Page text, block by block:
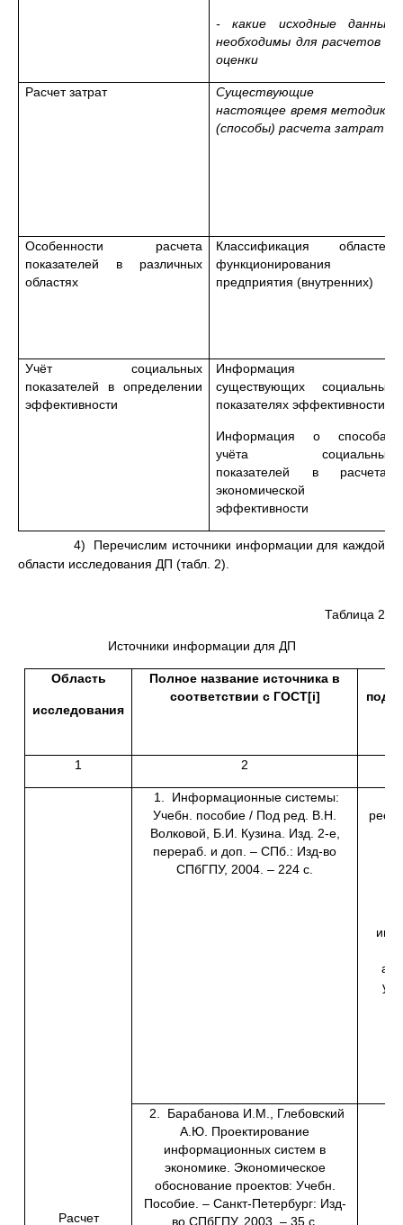
- какие исходные данные
необходимы для расчетов и
оценки
Расчет затрат
Существующие в
настоящее время методики
(способы) расчета затрат
Особенности расчета
показателей в различных
областях
Классификация областей
функционирования
предприятия (внутренних)
Учёт социальных
показателей в определении
эффективности
Информация о
существующих социальных
показателях эффективности.
Информация о способах
учёта социальных
показателей в расчетах
экономической
эффективности
4) Перечислим источники информации для каждой
области исследования ДП (табл. 2).
Таблица 2
Источники информации для ДП
Область
исследования
Полное название источника в
соответствии с ГОСТ[i]
1 2
Расчет
1. Информационные системы:
Учебн. пособие / Под ред. В.Н.
Волковой, Б.И. Кузина. Изд. 2-е,
перераб. и доп. – СПб.: Изд-во
СПбГПУ, 2004. – 224 с.
2. Барабанова И.М., Глебовский
А.Ю. Проектирование
информационных систем в
экономике. Экономическое
обоснование проектов: Учебн.
Пособие. – Санкт-Петербург: Изд-
во СПбГПУ, 2003. – 35 с.